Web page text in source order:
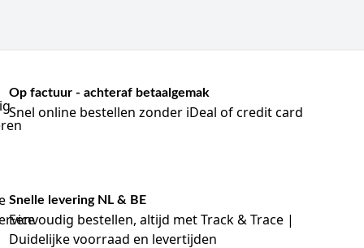
afdeling.
Op factuur - achteraf betaalgemak
Snel online bestellen zonder iDeal of credit card
Snelle levering NL & BE
Eenvoudig bestellen, altijd met Track & Trace |
Duidelijke voorraad en levertijden